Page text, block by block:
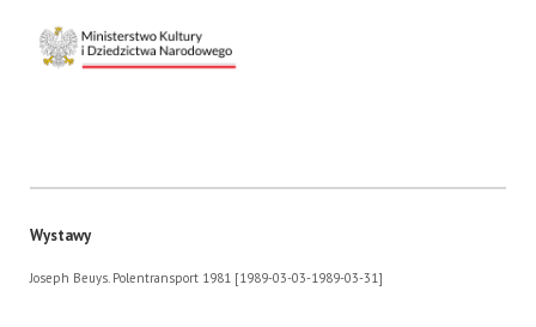
Wystawy
Joseph Beuys. Polentransport 1981 [1989-03-03-1989-03-31]